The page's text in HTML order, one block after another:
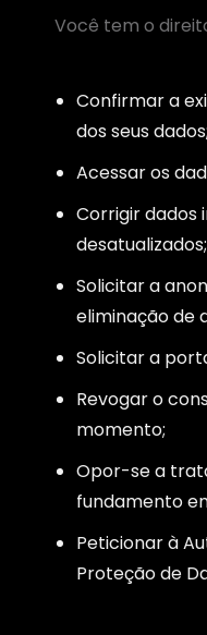
Você tem o
Confirmar a
dos seus dados;
Acessar os
Corrigir dados
desatualizados;
Solicitar a
eliminação de
Solicitar a
Revogar o
momento;
Opor-se a
fundamento
Peticionar à
Proteção de